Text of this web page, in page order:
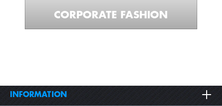
CORPORATE FASHION
INFORMATION